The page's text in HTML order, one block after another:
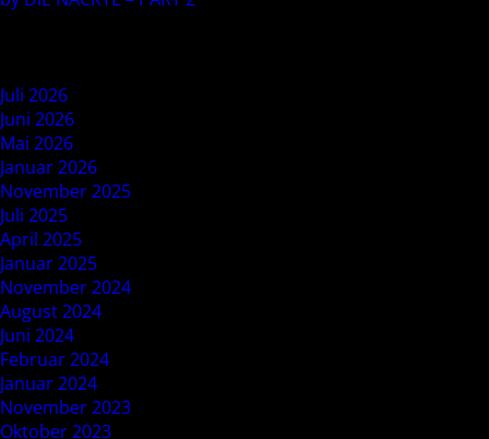
Juli 2026
Juni 2026
Mai 2026
Januar 2026
November 2025
Juli 2025
April 2025
Januar 2025
November 2024
August 2024
Juni 2024
Februar 2024
Januar 2024
November 2023
Oktober 2023